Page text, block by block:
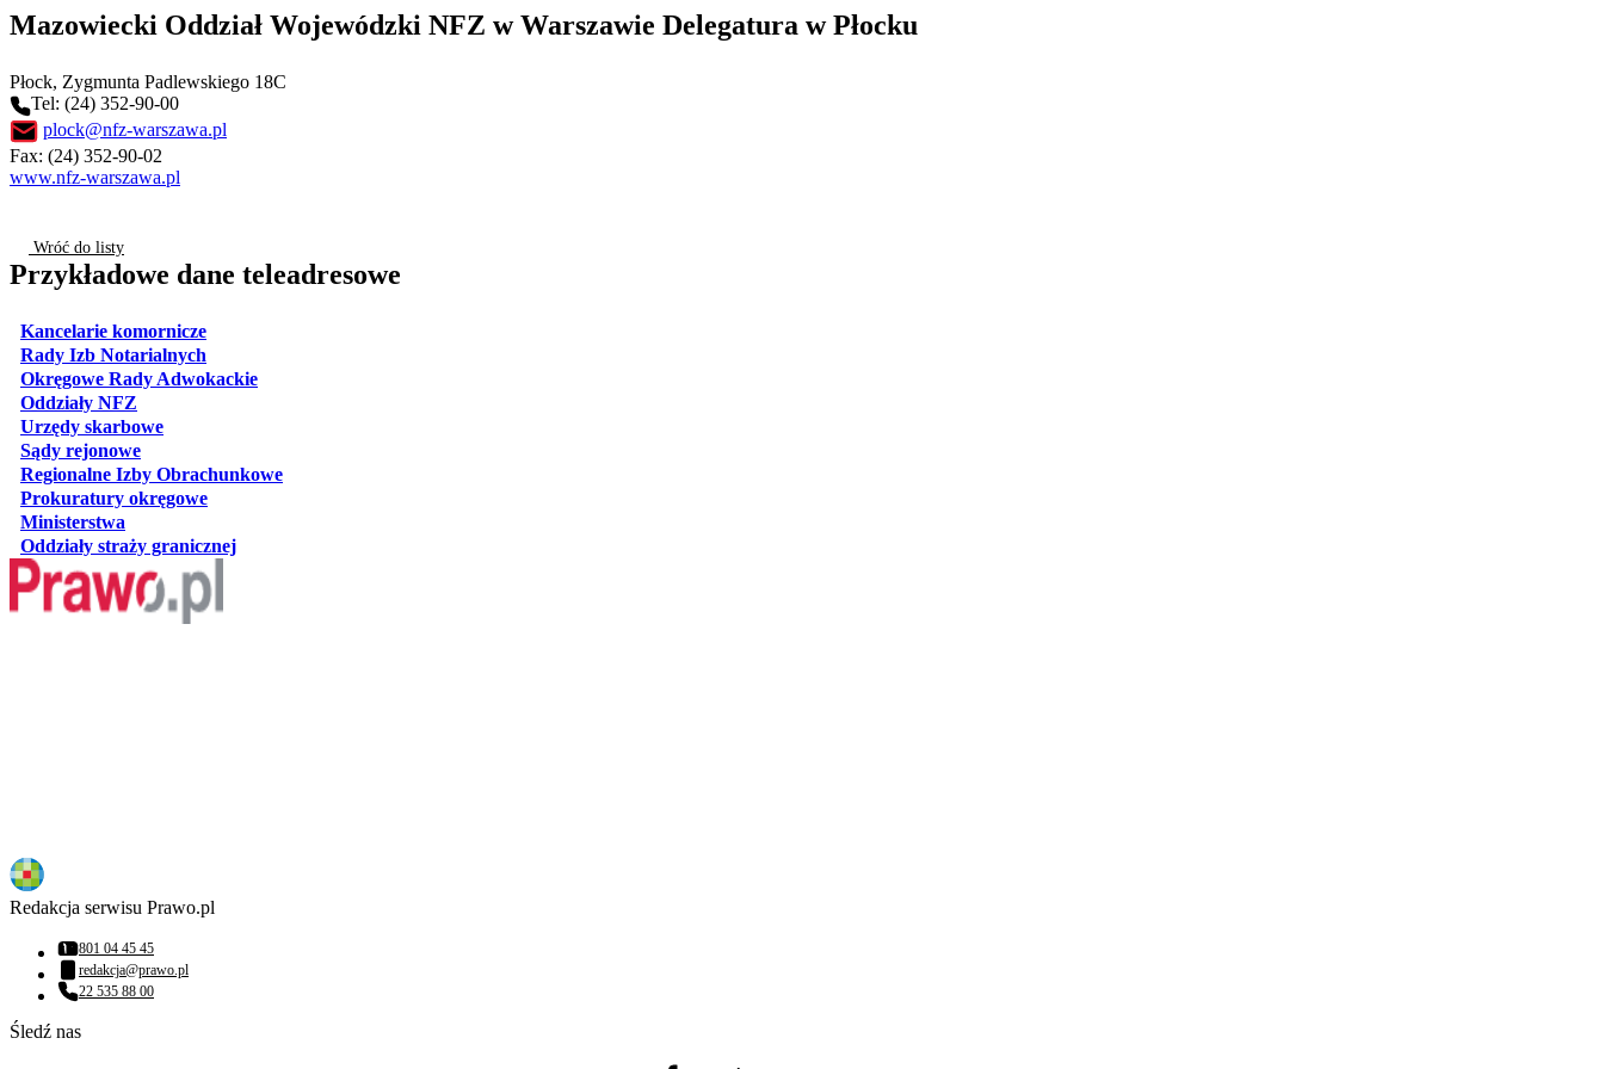
Mazowiecki Oddział Wojewódzki NFZ w Warszawie Delegatura w Płocku
Płock, Zygmunta Padlewskiego 18C
Tel: (24) 352-90-00
plock@nfz-warszawa.pl
Fax: (24) 352-90-02
www.nfz-warszawa.pl
Wróć do listy
Przykładowe dane teleadresowe
Kancelarie komorniczeotwiera się w nowej karcie
Rady Izb Notarialnych
Okręgowe Rady Adwokackieotwiera się w nowej karcie
Oddziały NFZ
Urzędy skarboweotwiera się w nowej karcie
Sądy rejonoweotwiera się w nowej karcie
Regionalne Izby Obrachunkoweotwiera się w nowej karcie
Prokuratury okręgoweotwiera się w nowej karcie
Ministerstwa
Oddziały straży granicznejotwiera się w nowej karcie
Redakcja serwisu Prawo.pl
Numer telefonu:
801 04 45 45
Adres email:
redakcja@prawo.pl
Numer telefonu:
22 535 88 00
Śledź nas